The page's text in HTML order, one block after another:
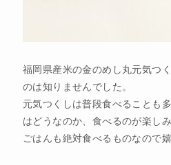
福岡県産米の金のめし丸元気つ
のは知りませんでした。
元気つくしは普段食べることも
はどうなのか、食べるのが楽しみ
ごはんも絶対食べるものなので嬉